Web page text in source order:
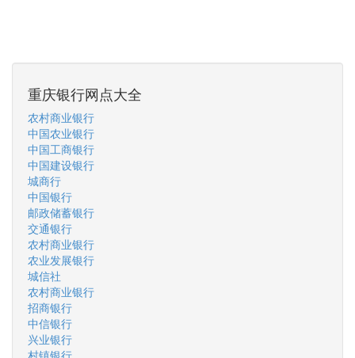
重庆银行网点大全
农村商业银行
中国农业银行
中国工商银行
中国建设银行
城商行
中国银行
邮政储蓄银行
交通银行
农村商业银行
农业发展银行
城信社
农村商业银行
招商银行
中信银行
兴业银行
村镇银行